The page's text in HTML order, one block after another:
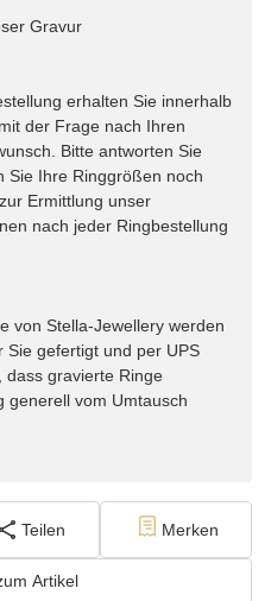
Gravur
erhalten Sie innerhalb
der Frage nach Ihren
Bitte antworten Sie
Sie Ihre Ringgrößen noch
Ermittlung unser
nach jeder Ringbestellung
von Stella-Jewellery werden
Sie gefertigt und per UPS
dass gravierte Ringe
generell vom Umtausch
Teilen Merken
Artikel